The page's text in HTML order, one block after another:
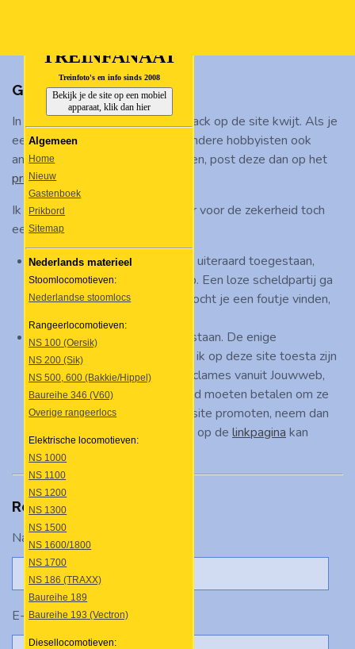
naar
hoofdinhoud
Gastenboek
In dit gastenboek kan je je feedback op de site kwijt. Als je
een algemene vraag hebt waar andere hobbyisten ook
antwoord op zouden kunnen geven, post deze dan op het
prikbord
Ik hoop dat het niet nodig is, maar voor de zekerheid toch
een paar beknopte regels:
Kritiek op mij of de website is uiteraard toegestaan,
maar wel als ik er iets aan heb. Een loze scheldpartij ga
ik niet serieus nemen, maar mocht je een foutje vinden,
deel dit dan gerust.
Reclame maken is niet toegestaan. De enige
commerciële advertenties die ik op deze site toesta zijn
de automatisch geplaatste reclames vanuit Jouwweb,
anders zou ik namelijk zelf geld moeten betalen om ze
weg te halen. Wil je je eigen site promoten, neem dan
contact met me op zodat ik je op de linkpagina kan
zetten.
Reactie plaatsen
Naam *
E-mailadres *
TREINFANAAT
Treinfoto's en info sinds 2008
Bekijk je de site op een mobiel
apparaat, klik dan hier
Algemeen
Home
Nieuw
Gastenboek
Prikbord
Sitemap
Nederlands materieel
Stoomlocomotieven:
Nederlandse stoomlocs
Rangeerlocomotieven:
NS 100 (Oersik)
NS 200 (Sik)
NS 500, 600 (Bakkie/Hippel)
Baureihe 346 (V60)
Overige rangeerlocs
Elektrische locomotieven:
NS 1000
NS 1100
NS 1200
NS 1300
NS 1500
NS 1600/1800
NS 1700
NS 186 (TRAXX)
Baureihe 189
Baureihe 193 (Vectron)
Diesellocomotieven: